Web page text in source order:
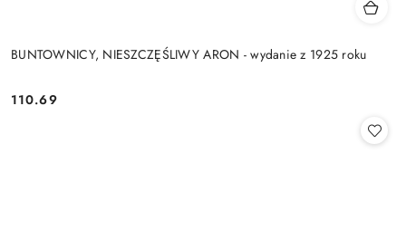
BUNTOWNICY, NIESZCZĘŚLIWY ARON - wydanie z 1925 roku
Cena:
110.69